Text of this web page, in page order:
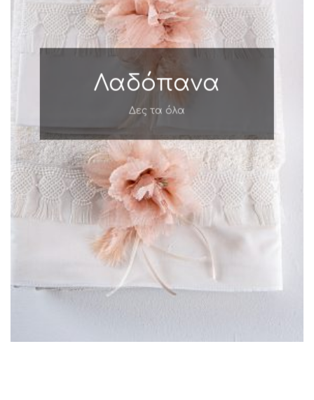
Λαδόπανα
Δες τα όλα